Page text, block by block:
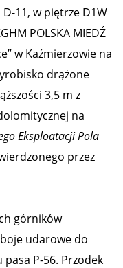
11, w piętrze D1W
POLSKA MIEDŹ
w Kaźmierzowie na
drążone
3,5 m z
na
Eksploatacji Pola
przez
górników
udarowe do
P-56. Przodek